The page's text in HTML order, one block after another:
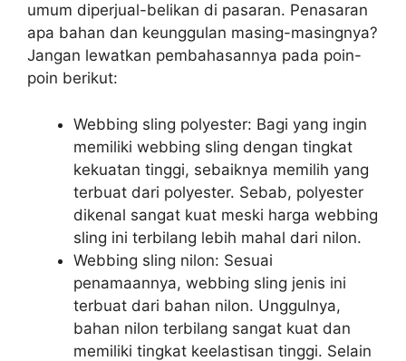
umum diperjual-belikan di pasaran. Penasaran
apa bahan dan keunggulan masing-masingnya?
Jangan lewatkan pembahasannya pada poin-
poin berikut:
Webbing sling polyester: Bagi yang ingin
memiliki webbing sling dengan tingkat
kekuatan tinggi, sebaiknya memilih yang
terbuat dari polyester. Sebab, polyester
dikenal sangat kuat meski harga webbing
sling ini terbilang lebih mahal dari nilon.
Webbing sling nilon: Sesuai
penamaannya, webbing sling jenis ini
terbuat dari bahan nilon. Unggulnya,
bahan nilon terbilang sangat kuat dan
memiliki tingkat keelastisan tinggi. Selain